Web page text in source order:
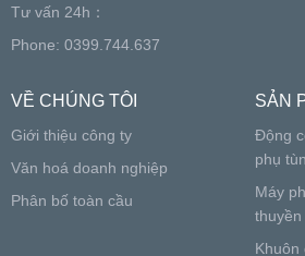
Tư vấn 24h：
Phone: 0399.744.637
VỀ CHÚNG TÔI
Giới thiệu công ty
Văn hoá doanh nghiệp
Phân bố toàn cầu
SẢN
Động
phụ
Máy
Khuôn